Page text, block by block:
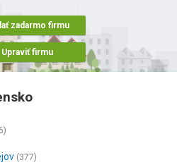
zadarmo firmu
Upraviť firmu
(377)